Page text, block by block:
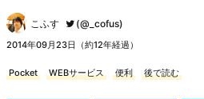
こふす (@_cofus)
2014年09月23日（約12年経過）
Pocket WEBサービス 便利 後で読む